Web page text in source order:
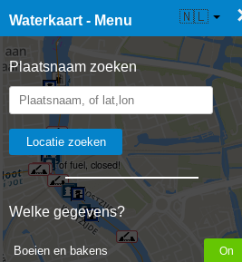
Waterkaart - Menu
Plaatsnaam zoeken
Welke gegevens?
Boeien en bakens
☰ Waterkaart Live 🇳🇱
Out of fuel, closed!